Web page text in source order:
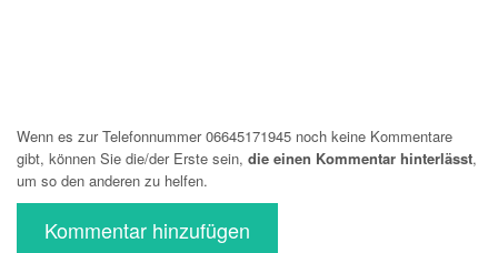
Wenn es zur Telefonnummer 06645171945 noch keine Kommentare
gibt, können Sie die/der Erste sein, die einen Kommentar hinterlässt,
um so den anderen zu helfen.
Kommentar hinzufügen